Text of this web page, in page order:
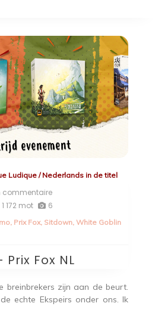
Ludique/Nederlands in de titel
commentaireon
De
–
NL
1 172 mot 6
, Prix Fox, Sitdown, White Goblin
Fox NL
breinbrekers zijn aan de beurt.
echte Ekspeirs onder ons. Ik